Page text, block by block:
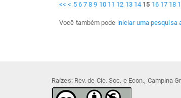
<< < 5 6 7 8 9 10 11 12 13 14 15 16 17 18
Você também pode iniciar uma pesquisa
Raízes: Rev. de Cie. Soc. e Econ., Campina